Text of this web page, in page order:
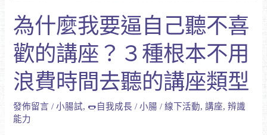
為什麼我要逼自己聽不喜
歡的講座？３種根本不用
浪費時間去聽的講座類型
發佈留言 /小腸試, 🌭自我成長 /小腸/線下活動,講座,辨識
能力
喜
歡
的
講
座？
３
種
根